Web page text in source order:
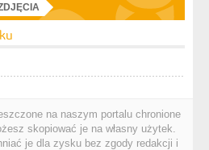
na naszym portalu chronione
skopiować je na własny użytek.
je dla zysku bez zgody redakcji i